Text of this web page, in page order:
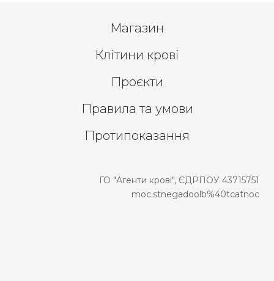
Магазин
Клітини крові
Проєкти
Правила та умови
Протипоказання
ГО "Агенти крові", ЄДРПОУ 43715751
moc.stnegadoolb%40tcatnoc